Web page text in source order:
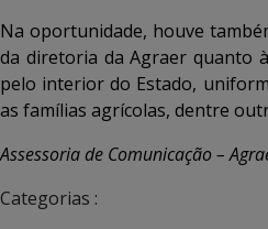
Na oportunidade, houve
da diretoria da Agraer quanto
pelo interior do Estado,
as famílias agrícolas, dentre
Assessoria de Comunicação –
Categorias :